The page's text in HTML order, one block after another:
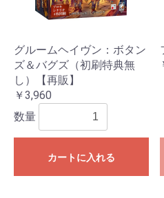
グルームヘイヴン：ボタン
ズ＆バグズ（初刷特典無
し）【再販】
￥3,960
数量
カートに入れる